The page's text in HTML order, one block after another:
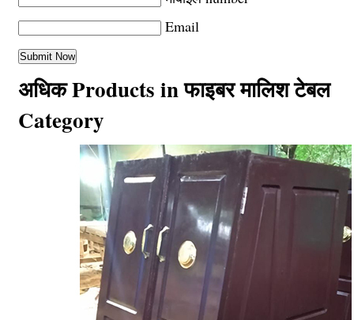
Email
अधिक Products in फाइबर मालिश टेबल
Category